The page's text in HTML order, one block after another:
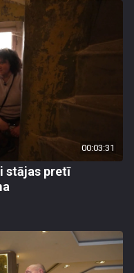
00:03:31
stājas pretī